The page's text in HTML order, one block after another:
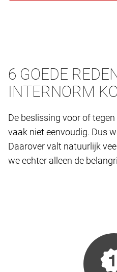
6 GOEDE
INTERNORM
De beslissing voor of
vaak niet eenvoudig. Dus
Daarover valt natuurlijk
we echter alleen de